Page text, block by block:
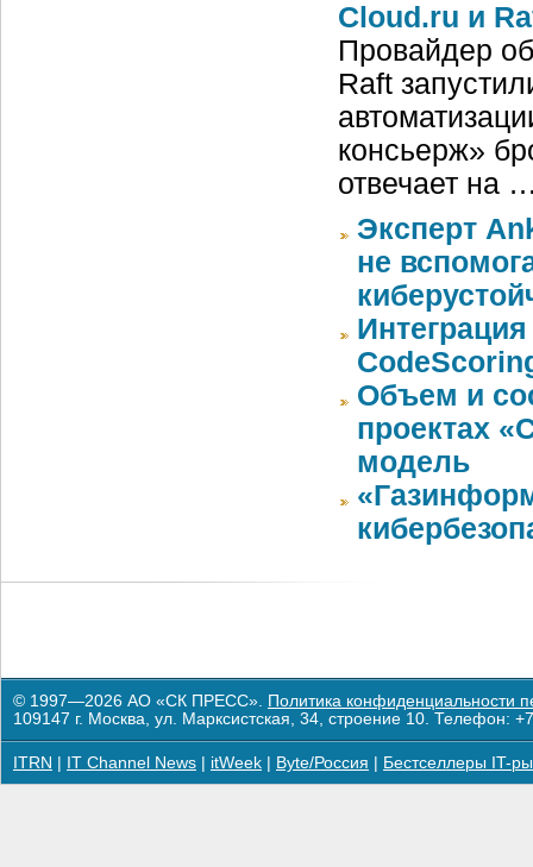
Cloud.ru и
Провайдер
Raft
консьерж»
отвечает на
Эксперт
не
Объем и
проектах
модель
© 1997—2026 АО «СК ПРЕСС». Политика конфиденциальности
109147 г. Москва, ул. Марксистская, 34, строение 10. Телефон:
ITRN IT Channel News itWeek Byte/Россия Бестселлеры IT-